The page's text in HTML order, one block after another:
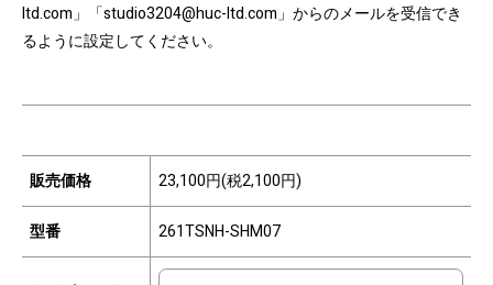
ltd.com」「studio3204@huc-ltd.com」からのメールを受信でき
るように設定してください。
販売価格 23,100円(税2,100円)
型番 261TSNH-SHM07